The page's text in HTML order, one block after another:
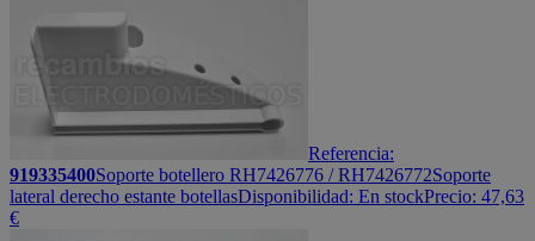
Referencia:
919335400Soporte botellero RH7426776 / RH7426772Soporte
lateral derecho estante botellasDisponibilidad: En stockPrecio: 47,63
€